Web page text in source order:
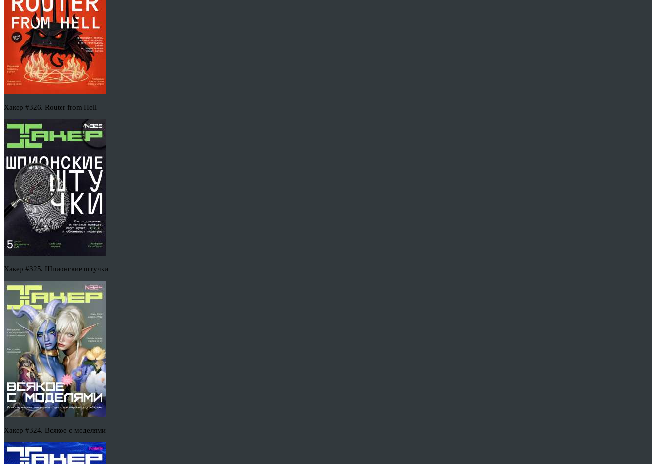
Хакер #326. Router from Hell
Хакер #325. Шпионские штучки
Хакер #324. Всякое с моделями